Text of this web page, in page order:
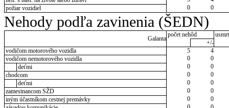
požiar vozidiel
0 0
Nehody podľa zavinenia (ŠEDN)
Galanta
počet nehôd
+/-
vodičom motorového vozidla
5
4
vodičom nemotorového vozidla
0
0
deťmi
0
0
chodcom
0
0
deťmi
0
0
zamestnancom SŽD
0
0
iným účastníkom cestnej premávky
0
0